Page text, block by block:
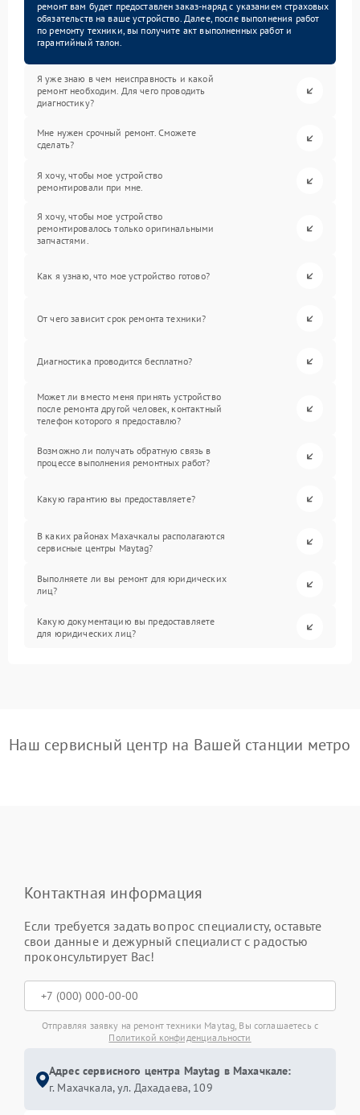
ремонт вам будет предоставлен заказ-наряд с указанием страховых
обязательств на ваше устройство. Далее, после выполнения работ
по ремонту техники, вы получите акт выполненных работ и
гарантийный талон.
Я уже знаю в чем неисправность и какой
ремонт необходим. Для чего проводить
диагностику?
Мне нужен срочный ремонт. Сможете
сделать?
Я хочу, чтобы мое устройство
ремонтировали при мне.
Я хочу, чтобы мое устройство
ремонтировалось только оригинальными
запчастями.
Как я узнаю, что мое устройство готово?
От чего зависит срок ремонта техники?
Диагностика проводится бесплатно?
Может ли вместо меня принять устройство
после ремонта другой человек, контактный
телефон которого я предоставлю?
Возможно ли получать обратную связь в
процессе выполнения ремонтных работ?
Какую гарантию вы предоставляете?
В каких районах Махачкалы располагаются
сервисные центры Maytag?
Выполняете ли вы ремонт для юридических
лиц?
Какую документацию вы предоставляете
для юридических лиц?
Наш сервисный центр на Вашей станции метро
Контактная информация
Если требуется задать вопрос специалисту, оставьте
свои данные и дежурный специалист с радостью
проконсультирует Вас!
Отправляя заявку на ремонт техники Maytag, Вы соглашаетесь с
Политикой конфиденциальности
Адрес сервисного центра Maytag в Махачкале:
г. Махачкала, ул. Дахадаева, 109